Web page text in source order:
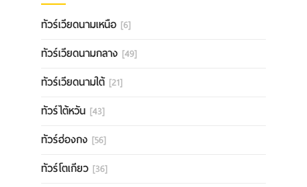
ทัวร์เวียดนามเหนือ [6]
ทัวร์เวียดนามกลาง [49]
ทัวร์เวียดนามใต้ [21]
ทัวร์ไต้หวัน [43]
ทัวร์ฮ่องกง [56]
ทัวร์โตเกียว [36]